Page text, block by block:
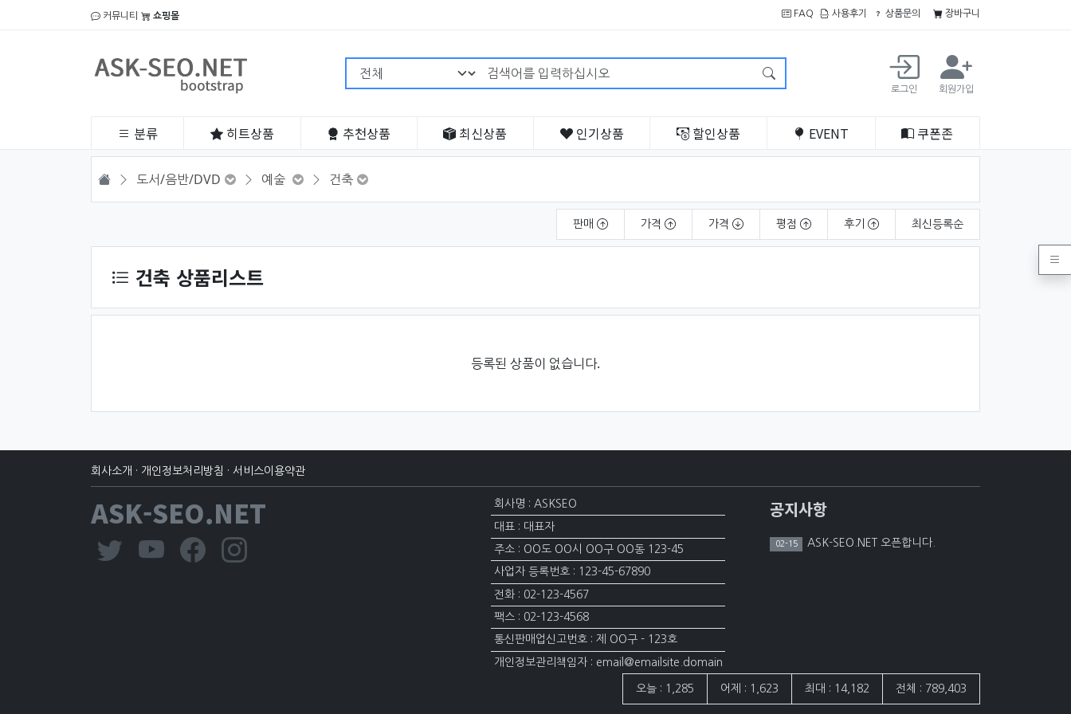
커뮤니티 쇼핑몰 FAQ 사용후기 상품문의 장바구니
검색어 필수
로그인 회원가입
분류 히트상품 추천상품 최신상품 인기상품 할인상품 EVENT 쿠폰존
HOME 도서/음반/DVD 예술 건축
판매 가격 가격 평점 후기 최신등록순
건축 상품리스트
등록된 상품이 없습니다.
회사소개 · 개인정보처리방침 · 서비스이용약관
ASK-SEO.NET 회사명 : ASKSEO
대표 : 대표자
주소 : OO도 OO시 OO구 OO동 123-45
사업자 등록번호 : 123-45-67890
전화 : 02-123-4567
팩스 : 02-123-4568
통신판매업신고번호 : 제 OO구 - 123호
개인정보관리책임자 : email@emailsite.domain
공지사항
02-15 ASK-SEO.NET 오픈합니다.
접속자집계
오늘 : 1,285 어제 : 1,623 최대 : 14,182 전체 : 789,403